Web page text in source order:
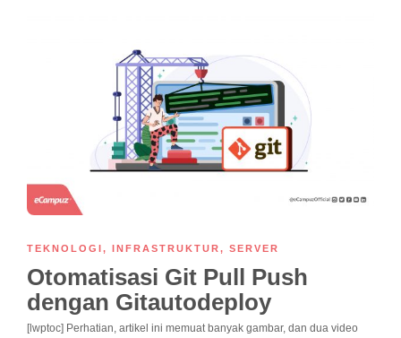
TEKNOLOGI, INFRASTRUKTUR, SERVER
Otomatisasi Git Pull Push
dengan Gitautodeploy
[lwptoc] Perhatian, artikel ini memuat banyak gambar, dan dua video